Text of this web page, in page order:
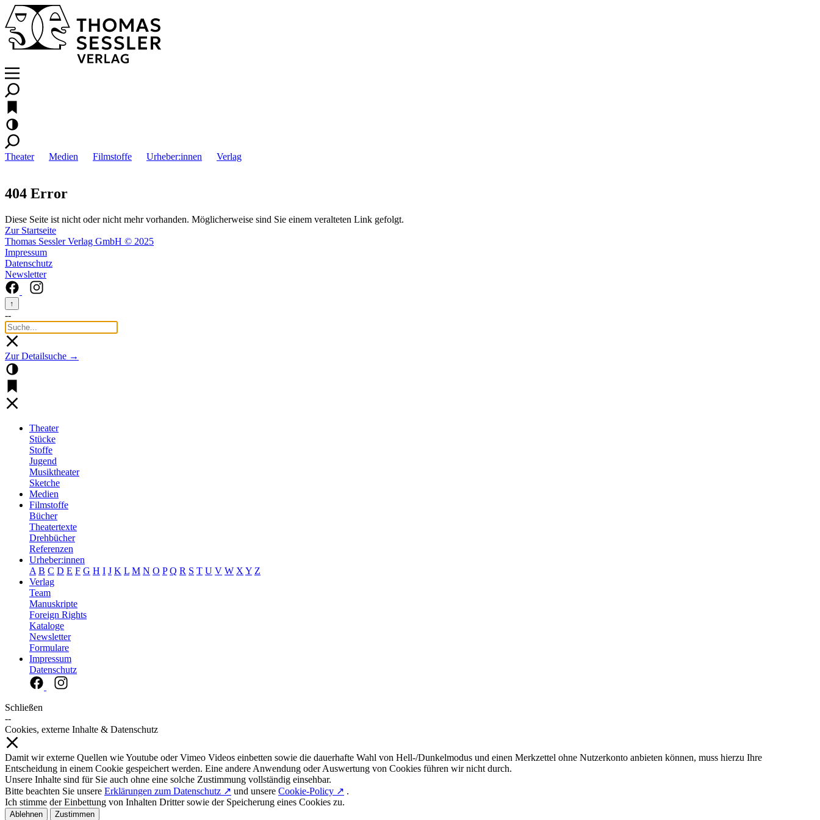
Theater Medien Filmstoffe Urheber:innen Verlag
404 Error
Diese Seite ist nicht oder nicht mehr vorhanden. Möglicherweise sind Sie einem veralteten Link gefolgt.
Zur Startseite
Thomas Sessler Verlag GmbH © 2025
Impressum
Datenschutz
Newsletter
↑
--
Zur Detailsuche →
Theater
Stücke
Stoffe
Jugend
Musiktheater
Sketche
Medien
Filmstoffe
Bücher
Theatertexte
Drehbücher
Referenzen
Urheber:innen
A B C D E F G H I J K L M N O P Q R S T U V W X Y Z
Verlag
Team
Manuskripte
Foreign Rights
Kataloge
Newsletter
Formulare
Impressum
Datenschutz
Schließen
--
Cookies, externe Inhalte & Datenschutz
Damit wir externe Quellen wie Youtube oder Vimeo Videos einbetten sowie die dauerhafte Wahl von Hell-/Dunkelmodus und einen Merkzettel ohne Nutzerkonto anbieten können, muss hierzu Ihre
Entscheidung in einem Cookie gespeichert werden. Eine andere Anwendung oder Auswertung von Cookies führen wir nicht durch.
Unsere Inhalte sind für Sie auch ohne eine solche Zustimmung vollständig einsehbar.
Bitte beachten Sie unsere Erklärungen zum Datenschutz ↗ und unsere Cookie-Policy ↗ .
Ich stimme der Einbettung von Inhalten Dritter sowie der Speicherung eines Cookies zu.
Ablehnen Zustimmen